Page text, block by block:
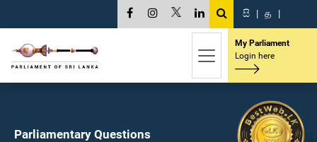
සි | த |
My Parliament
Login here
Parliamentary Questions